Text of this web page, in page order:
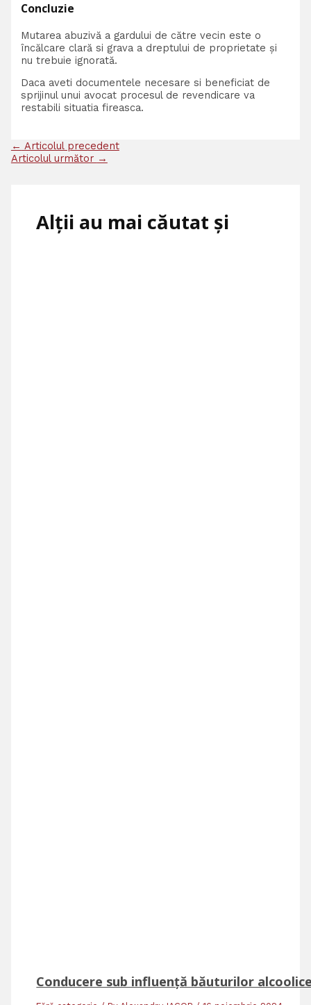
Concluzie
Mutarea abuzivă a gardului de către vecin este o
încălcare clară si grava a dreptului de proprietate și
nu trebuie ignorată.
Daca aveti documentele necesare si beneficiat de
sprijinul unui avocat procesul de revendicare va
restabili situatia fireasca.
← Articolul precedent
Articolul următor →
Alții au mai căutat și
Conducere sub influență băuturilor